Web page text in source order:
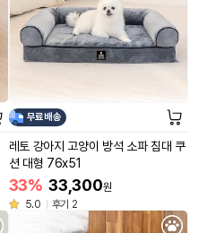
무료배송
레토 강아지 고양이 방석 소파 침대 쿠
션 대형 76x51
33% 33,300원
5.0
후기 2